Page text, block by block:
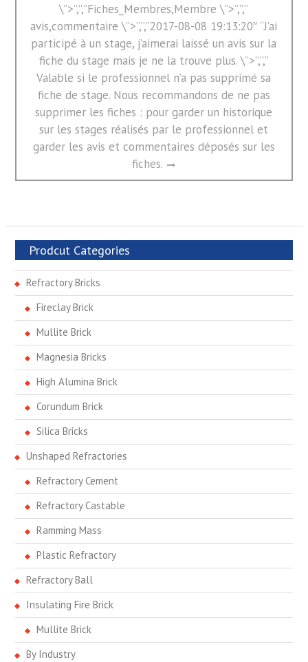
Next
post:
\”>”,”,”Fiches_Membres,Membre \”>”,”,”
avis,commentaire \”>”,”,”2017-08-08 19:13:20″ “J’ai
participé à un stage, j’aimerai laissé un avis sur la
fiche du stage mais je ne la trouve plus. \”>”,”,”
Valable si le professionnel n’a pas supprimé sa
fiche de stage. Nous recommandons de ne pas
supprimer les fiches : pour garder un historique
sur les stages réalisés par le professionnel et
garder les avis et commentaires déposés sur les
fiches.
Prodcut Categories
Refractory Bricks
Fireclay Brick
Mullite Brick
Magnesia Bricks
High Alumina Brick
Corundum Brick
Silica Bricks
Unshaped Refractories
Refractory Cement
Refractory Castable
Ramming Mass
Plastic Refractory
Refractory Ball
Insulating Fire Brick
Mullite Brick
By Industry